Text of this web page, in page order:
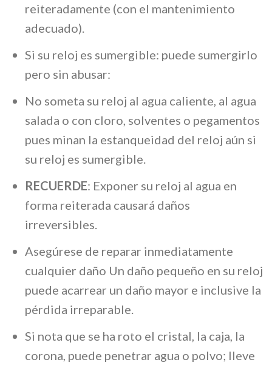
reiteradamente (con el mantenimiento
adecuado).
Si su reloj es sumergible: puede sumergirlo
pero sin abusar:
No someta su reloj al agua caliente, al agua
salada o con cloro, solventes o pegamentos
pues minan la estanqueidad del reloj aún si
su reloj es sumergible.
RECUERDE: Exponer su reloj al agua en
forma reiterada causará daños
irreversibles.
Asegúrese de reparar inmediatamente
cualquier daño Un daño pequeño en su reloj
puede acarrear un daño mayor e inclusive la
pérdida irreparable.
Si nota que se ha roto el cristal, la caja, la
corona, puede penetrar agua o polvo; lleve